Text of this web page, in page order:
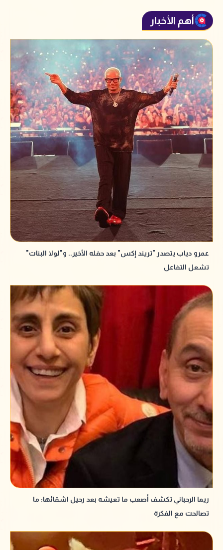
أهم الأخبار
عمرو دياب يتصدر "تريند إكس" بعد حفله الأخير.. و"لولا البنات"
تشعل التفاعل
ريما الرحباني تكشف أصعب ما تعيشه بعد رحيل اشقائها: ما
تصالحت مع الفكرة